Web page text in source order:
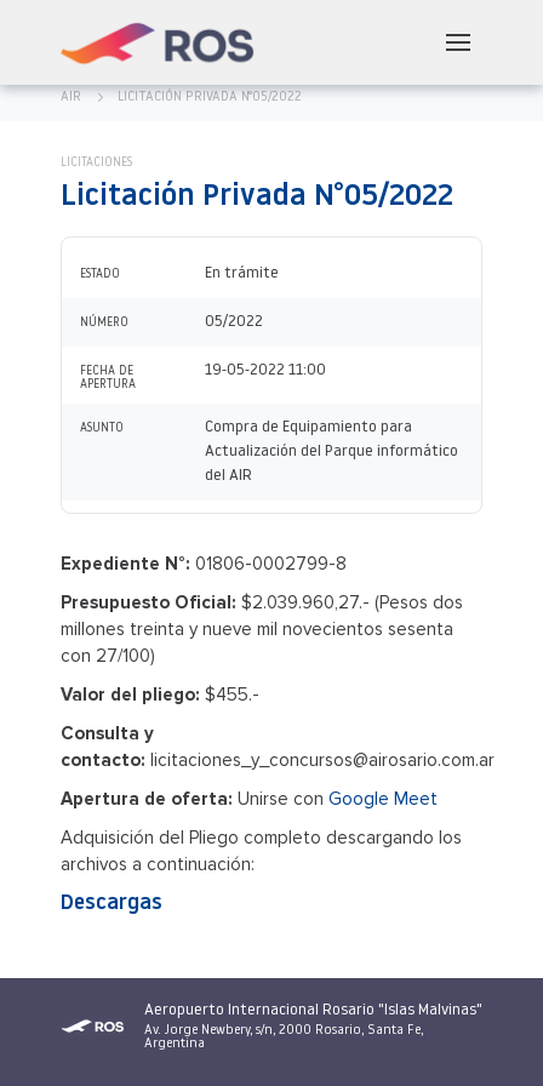
AIR LICITACIÓN PRIVADA N°05/2022
LICITACIONES
Licitación Privada N°05/2022
ESTADO En trámite
NÚMERO 05/2022
FECHA DE
APERTURA
19-05-2022 11:00
ASUNTO
Compra de Equipamiento para
Actualización del Parque informático
del AIR
Expediente N°: 01806-0002799-8
Presupuesto Oficial: $2.039.960,27.- (Pesos dos
millones treinta y nueve mil novecientos sesenta
con 27/100)
Valor del pliego: $455.-
Consulta y
contacto: licitaciones_y_concursos@airosario.com.ar
Apertura de oferta: Unirse con Google Meet
Adquisición del Pliego completo descargando los
archivos a continuación:
Descargas
Aeropuerto Internacional Rosario "Islas Malvinas"
Av. Jorge Newbery, s/n, 2000 Rosario, Santa Fe,
Argentina